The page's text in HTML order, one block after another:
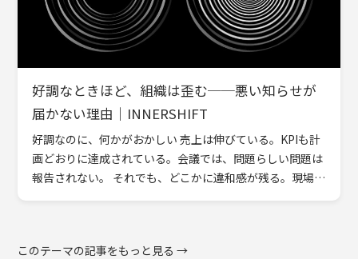
好調なときほど、組織は歪む──悪い知らせが
届かない理由｜INNERSHIFT
好調なのに、何かがおかしい 売上は伸びている。KPIも計
画どおりに達成されている。会議では、問題らしい問題は
報告されない。 それでも、どこかに違和感が残る。現場で
このテーマの記事をもっと見る →